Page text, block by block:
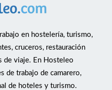
en hostelería, turismo,
cruceros, restauración
de viaje. En Hosteleo
de trabajo de camarero,
de hoteles y turismo.